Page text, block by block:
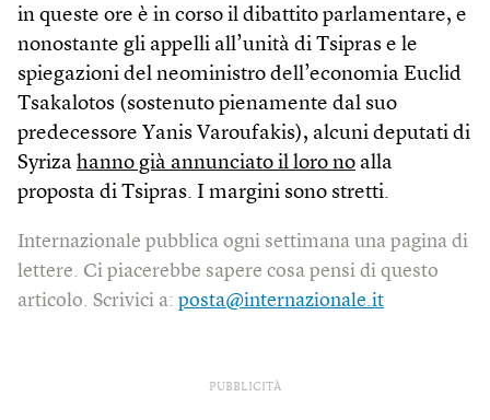
in queste ore è in corso il dibattito parlamentare, e
nonostante gli appelli all’unità di Tsipras e le
spiegazioni del neoministro dell’economia Euclid
Tsakalotos (sostenuto pienamente dal suo
predecessore Yanis Varoufakis), alcuni deputati di
Syriza hanno già annunciato il loro no alla
proposta di Tsipras. I margini sono stretti.
Internazionale pubblica ogni settimana una pagina di
lettere. Ci piacerebbe sapere cosa pensi di questo
articolo. Scrivici a: posta@internazionale.it
PUBBLICITÀ